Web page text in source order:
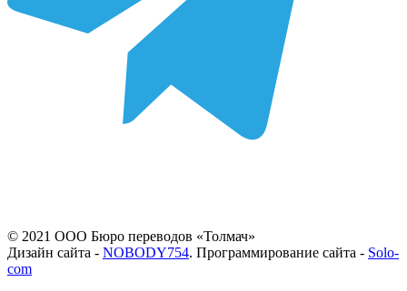
© 2021 ООО Бюро переводов «Толмач»
Дизайн сайта - NOBODY754. Программирование сайта - Solo-
com